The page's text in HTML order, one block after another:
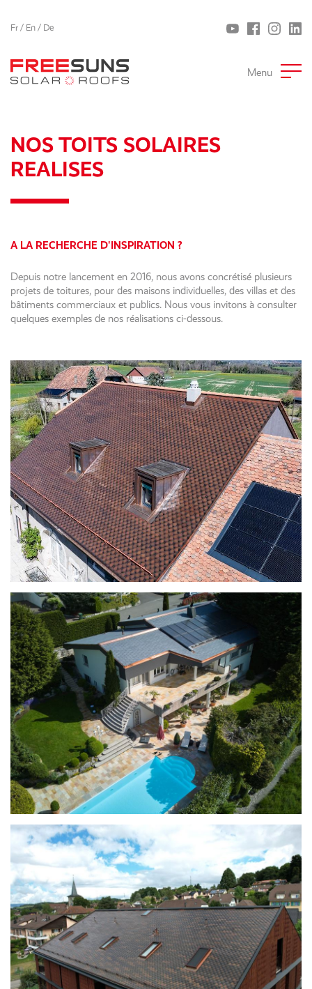
Fr / En / De
Menu
NOS TOITS SOLAIRES
REALISES
A LA RECHERCHE D'INSPIRATION ?
Depuis notre lancement en 2016, nous avons concrétisé plusieurs
projets de toitures, pour des maisons individuelles, des villas et des
bâtiments commerciaux et publics. Nous vous invitons à consulter
quelques exemples de nos réalisations ci-dessous.